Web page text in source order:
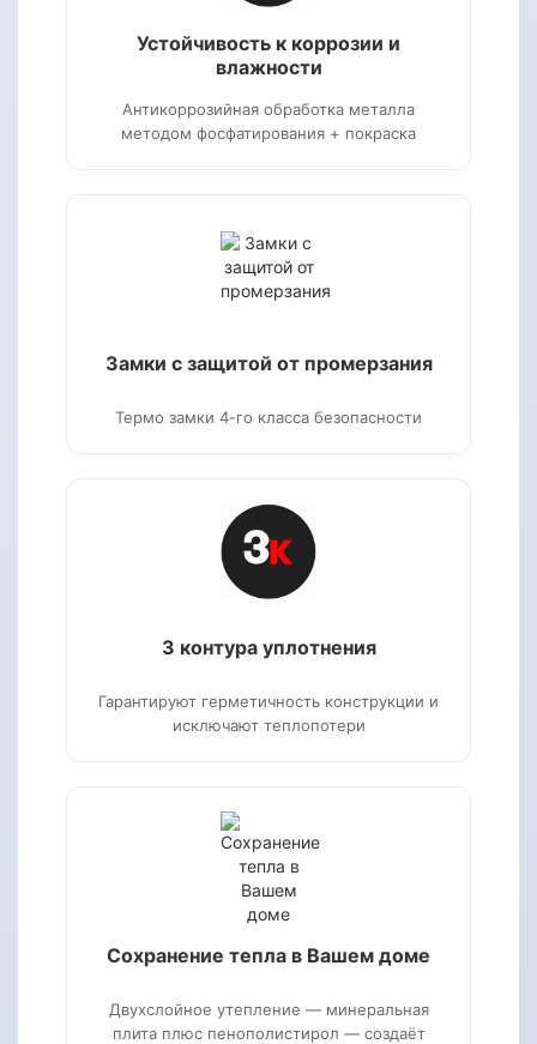
Устойчивость к коррозии и
влажности
Антикоррозийная обработка металла
методом фосфатирования + покраска
Замки с защитой от промерзания
Термо замки 4-го класса безопасности
3 контура уплотнения
Гарантируют герметичность конструкции и
исключают теплопотери
Сохранение тепла в Вашем доме
Двухслойное утепление — минеральная
плита плюс пенополистирол — создаёт